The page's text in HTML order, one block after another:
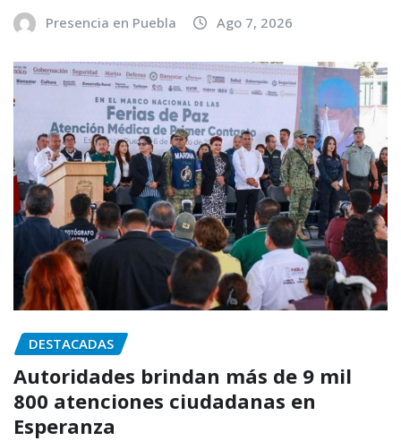
Presencia en Puebla Ago 7, 2026
DESTACADAS
Autoridades brindan más de 9 mil
800 atenciones ciudadanas en
Esperanza